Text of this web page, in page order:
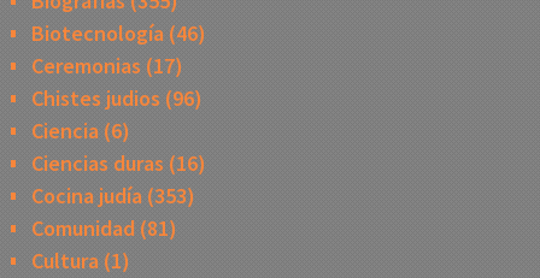
Biotecnología(46)
Ceremonias (17)
Chistes judios (96)
Ciencia(6)
Ciencias duras (16)
Cocina judía(353)
Comunidad(81)
Cultura(1)